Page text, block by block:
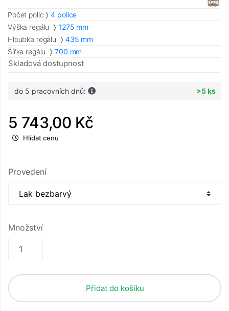
Počet polic
4 police
Výška regálu
1275 mm
Hloubka regálu
435 mm
Šířka regálu
700 mm
Skladová dostupnost
do 5 pracovních dnů: >5 ks
5 743,00 Kč
Hlídat cenu
Provedení
Množství
Přidat do košíku